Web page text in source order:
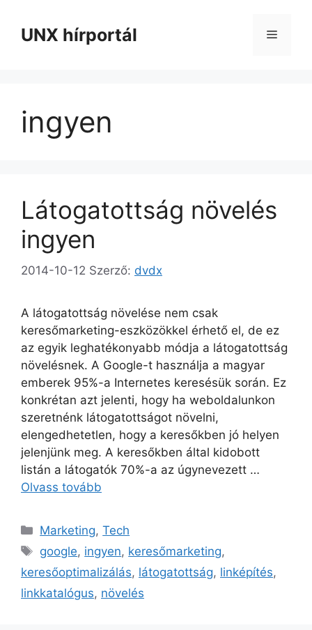
tartalomba
UNX hírportál Menü
ingyen
Látogatottság növelés
ingyen
2014-10-12 Szerző: dvdx
A látogatottság növelése nem csak
keresőmarketing-eszközökkel érhető el, de ez
az egyik leghatékonyabb módja a látogatottság
növelésnek. A Google-t használja a magyar
emberek 95%-a Internetes keresésük során. Ez
konkrétan azt jelenti, hogy ha weboldalunkon
szeretnénk látogatottságot növelni,
elengedhetetlen, hogy a keresőkben jó helyen
jelenjünk meg. A keresőkben által kidobott
listán a látogatók 70%-a az úgynevezett …
Olvass tovább
Kategória
Marketing,Tech
Címkék
google, ingyen, keresőmarketing,
keresőoptimalizálás, látogatottság, linképítés,
linkkatalógus, növelés